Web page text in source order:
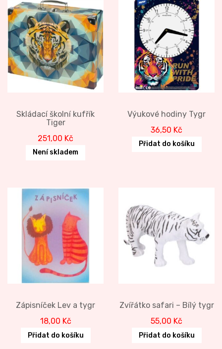
Skládací školní kufřík
Tiger
251,00 Kč
Není skladem
Výukové hodiny Tygr
36,50 Kč
Přidat do košíku
Zápisníček Lev a tygr
18,00 Kč
Přidat do košíku
Zvířátko safari – Bílý tygr
55,00 Kč
Přidat do košíku